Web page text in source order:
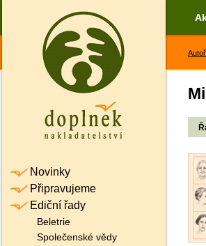
Novinky
Připravujeme
Ediční řady
Beletrie
Společenské vědy